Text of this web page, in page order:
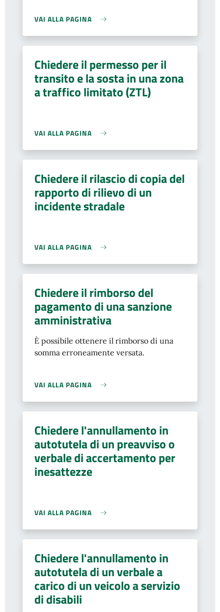
VAI ALLA PAGINA
Chiedere il permesso per il
transito e la sosta in una zona
a traffico limitato (ZTL)
VAI ALLA PAGINA
Chiedere il rilascio di copia del
rapporto di rilievo di un
incidente stradale
VAI ALLA PAGINA
Chiedere il rimborso del
pagamento di una sanzione
amministrativa
È possibile ottenere il rimborso di una
somma erroneamente versata.
VAI ALLA PAGINA
Chiedere l'annullamento in
autotutela di un preavviso o
verbale di accertamento per
inesattezze
VAI ALLA PAGINA
Chiedere l'annullamento in
autotutela di un verbale a
carico di un veicolo a servizio
di disabili